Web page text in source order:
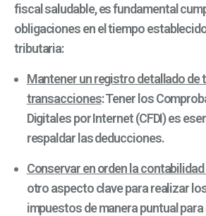
fiscal saludable, es fundamental
obligaciones en el tiempo
tributaria:
Mantener un registro detallado de
transacciones: Tener los
Digitales por Internet (CFDI) es
respaldar las deducciones.
Conservar en orden la
otro aspecto clave para realizar
impuestos de manera puntual